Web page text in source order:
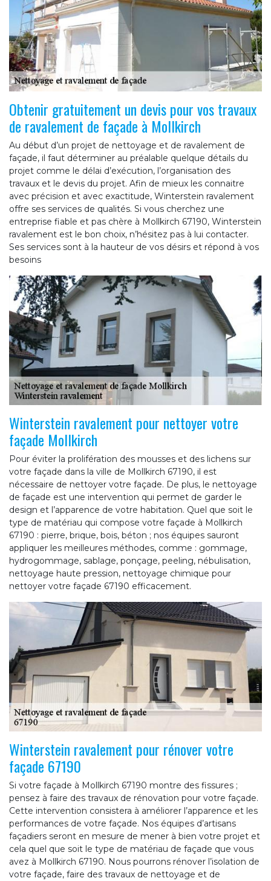
Obtenir gratuitement un devis pour vos travaux
de ravalement de façade à Mollkirch
Au début d’un projet de nettoyage et de ravalement de
façade, il faut déterminer au préalable quelque détails du
projet comme le délai d’exécution, l’organisation des
travaux et le devis du projet. Afin de mieux les connaitre
avec précision et avec exactitude, Winterstein ravalement
offre ses services de qualités. Si vous cherchez une
entreprise fiable et pas chère à Mollkirch 67190, Winterstein
ravalement est le bon choix, n’hésitez pas à lui contacter.
Ses services sont à la hauteur de vos désirs et répond à vos
besoins
Winterstein ravalement pour nettoyer votre
façade Mollkirch
Pour éviter la prolifération des mousses et des lichens sur
votre façade dans la ville de Mollkirch 67190, il est
nécessaire de nettoyer votre façade. De plus, le nettoyage
de façade est une intervention qui permet de garder le
design et l’apparence de votre habitation. Quel que soit le
type de matériau qui compose votre façade à Mollkirch
67190 : pierre, brique, bois, béton ; nos équipes sauront
appliquer les meilleures méthodes, comme : gommage,
hydrogommage, sablage, ponçage, peeling, nébulisation,
nettoyage haute pression, nettoyage chimique pour
nettoyer votre façade 67190 efficacement.
Winterstein ravalement pour rénover votre
façade 67190
Si votre façade à Mollkirch 67190 montre des fissures ;
pensez à faire des travaux de rénovation pour votre façade.
Cette intervention consistera à améliorer l’apparence et les
performances de votre façade. Nos équipes d’artisans
façadiers seront en mesure de mener à bien votre projet et
cela quel que soit le type de matériau de façade que vous
avez à Mollkirch 67190. Nous pourrons rénover l’isolation de
votre façade, faire des travaux de nettoyage et de